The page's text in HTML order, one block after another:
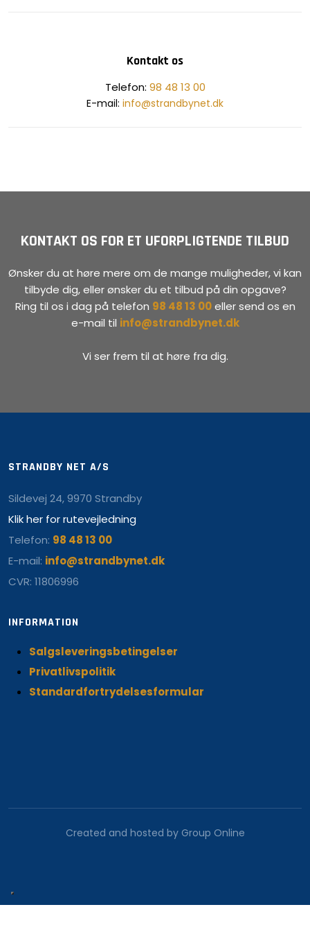
Kontakt os
​Telefon: 98 48 13 00
E-mail: info@strandbynet.dk
KONTAKT OS FOR ET UFORPLIGTENDE TILBUD
Ønsker du at høre mere om de mange muligheder, vi kan
tilbyde dig, eller ønsker du et tilbud på din opgave?
Ring til os i dag på telefon 98 48 13 00eller send os en
e-mail til info@strandbynet.dk
Vi ser frem til at høre fra dig.
STRANDBY NET A/S
Sildevej 24, 9970 Strandby
Klik her for rutevejledning
Telefon: 98 48 13 00
E-mail: info@strandbynet.dk
CVR: 11806996
INFORMATION
Salgsleveringsbetingelser
Privatlivspolitik
Standardfortrydelsesformular
Created and hosted by Group Online